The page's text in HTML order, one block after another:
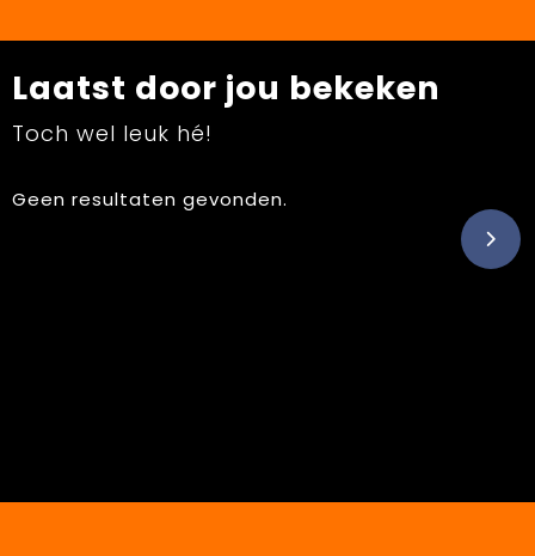
Laatst door jou bekeken
Toch wel leuk hé!
Geen resultaten gevonden.